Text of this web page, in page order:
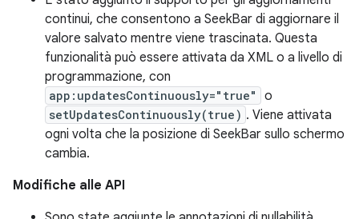
continui, che consentono a SeekBar di aggiornare il
valore salvato mentre viene trascinata. Questa
funzionalità può essere attivata da XML o a livello di
programmazione, con
app:updatesContinuously="true" o
setUpdatesContinuously(true) . Viene attivata
ogni volta che la posizione di SeekBar sullo schermo
cambia.
Modifiche alle API